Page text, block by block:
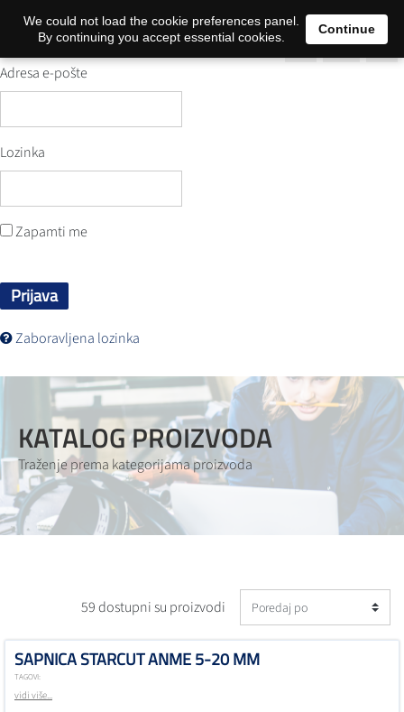
0
Adresa e-pošte
Lozinka
Zapamti me
Prijava
Zaboravljena lozinka
KATALOG PROIZVODA
Traženje prema kategorijama proizvoda
59 dostupni su proizvodi
SAPNICA STARCUT ANME 5-20 MM
TAGOVI:
vidi više...
We could not load the cookie preferences panel.
By continuing you accept essential cookies.
Continue